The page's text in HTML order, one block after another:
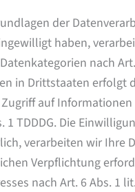
der
haben,
nach
in Drittstaaten erfolgt
auf
1 TDDDG. Die
verarbeiten wir Ihre
Verpflichtung
nach Art. 6 Abs. 1